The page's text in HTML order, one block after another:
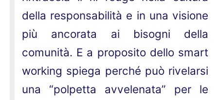
della responsabilità e in una visione
più ancorata ai bisogni della
comunità. E a proposito dello smart
working spiega perché può rivelarsi
una “polpetta avvelenata” per le